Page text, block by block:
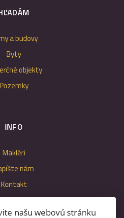
a budovy
Byty
objekty
Pozemky
INFO
Makléri
nám
Kontakt
cookies
našu webovú stránku